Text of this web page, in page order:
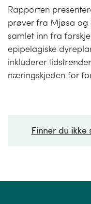
Rapporten
prøver fra Mjøsa og
samlet inn fra
epipelagiske
inkluderer
næringskjeden for
Finner du